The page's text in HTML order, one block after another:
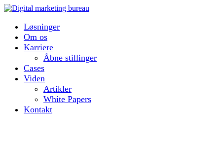
Løsninger
Om os
Karriere
Åbne stillinger
Cases
Viden
Artikler
White Papers
Kontakt